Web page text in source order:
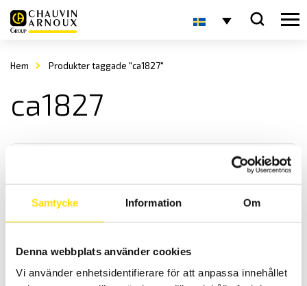
Samtycke Information Om
Denna webbplats använder cookies
Vi använder enhetsidentifierare för att anpassa innehållet
Hem Produkter taggade "ca1827"
ca1827
Tillbehör till mätinstrument, MultiFix & Magnetfix
Multifix och Magnetfix är magneter för enkel upphängning av
mätinstrument och väskor överallt!